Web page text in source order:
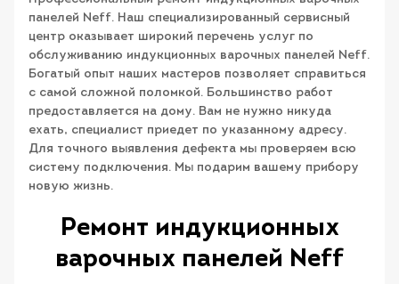
панелей Neff. Наш специализированный сервисный
центр оказывает широкий перечень услуг по
обслуживанию индукционных варочных панелей Neff.
Богатый опыт наших мастеров позволяет справиться
с самой сложной поломкой. Большинство работ
предоставляется на дому. Вам не нужно никуда
ехать, специалист приедет по указанному адресу.
Для точного выявления дефекта мы проверяем всю
систему подключения. Мы подарим вашему прибору
новую жизнь.
Ремонт индукционных
варочных панелей Neff